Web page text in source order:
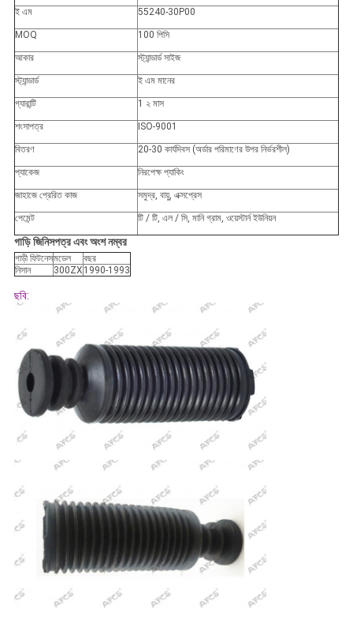
ই এম 55240-30P00
MOQ 100 পিসি
আকার স্ট্যান্ডার্ড সাইজ
স্ট্যান্ডার্ড ই এম মানের
গ্যারান্টি 1 ২ মাস
শংসাপত্র ISO-9001
বিতরণ 20-30 কার্যদিবস (অর্ডার পরিমাণের উপর নির্ভরশীল)
প্যাকেজ নিরপেক্ষ প্যাকিং
জাহাজে প্রেরিত কাজ সমুদ্র, বায়ু, এক্সপ্রেস
পেমেন্ট টি / টি, এল / সি, মানি গ্রাম, ওয়েস্টার্ন ইউনিয়ন
গাড়িজিনিসপত্র এবং অংশ নম্বর
গাড়ী ফিটনেসমডেল
বছর
নিসান
300ZX 1990-1993
ছবি: